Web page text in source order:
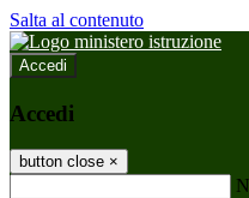
Salta al contenuto
Accedi
Accedi
button close ×